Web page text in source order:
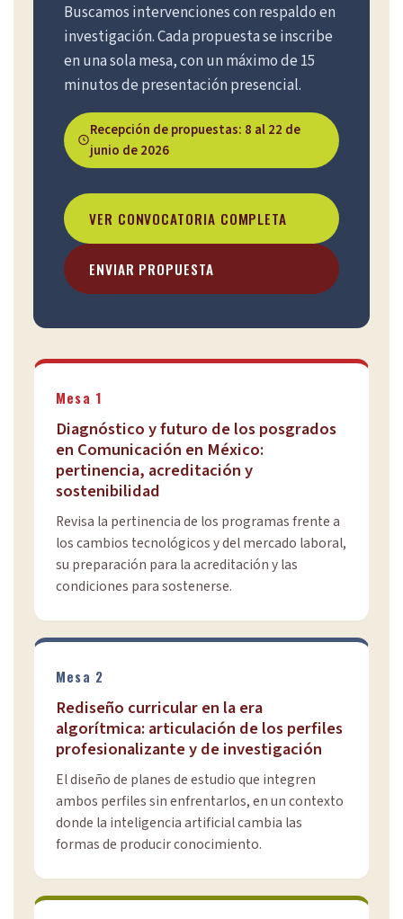
Buscamos intervenciones con respaldo en
investigación. Cada propuesta se inscribe
en una sola mesa, con un máximo de 15
minutos de presentación presencial.
Recepción de propuestas: 8 al 22 de
junio de 2026
VER CONVOCATORIA COMPLETA
ENVIAR PROPUESTA
Mesa 1
Diagnóstico y futuro de los posgrados
en Comunicación en México:
pertinencia, acreditación y
sostenibilidad
Revisa la pertinencia de los programas frente a
los cambios tecnológicos y del mercado laboral,
su preparación para la acreditación y las
condiciones para sostenerse.
Mesa 2
Rediseño curricular en la era
algorítmica: articulación de los perfiles
profesionalizante y de investigación
El diseño de planes de estudio que integren
ambos perfiles sin enfrentarlos, en un contexto
donde la inteligencia artificial cambia las
formas de producir conocimiento.